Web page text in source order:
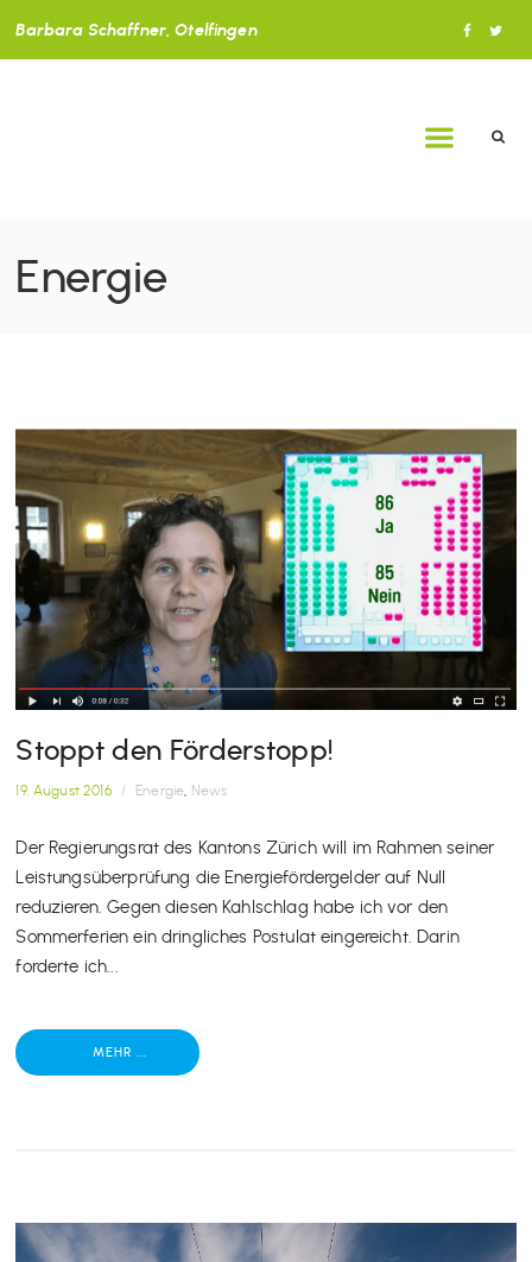
Barbara Schaffner, Otelfingen
Energie
Stoppt den Förderstopp!
19. August 2016 / Energie News
Der Regierungsrat des Kantons Zürich will im Rahmen seiner
Leistungsüberprüfung die Energiefördergelder auf Null
reduzieren. Gegen diesen Kahlschlag habe ich vor den
Sommerferien ein dringliches Postulat eingereicht. Darin
forderte ich...
MEHR ...